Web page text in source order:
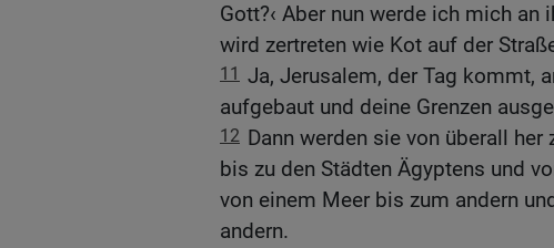
Gott?‹ Aber nun werde ich mich an
wird zertreten wie Kot auf der
11 Ja, Jerusalem, der Tag kommt,
aufgebaut und deine Grenzen
12 Dann werden sie von überall
bis zu den Städten Ägyptens und
von einem Meer bis zum andern
andern.